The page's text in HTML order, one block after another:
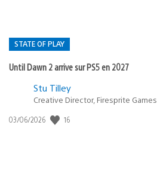
STATE OF PLAY
Until Dawn 2 arrive sur PS5 en 2027
Postée
:
Stu Tilley
Creative Director, Firesprite Games
Date
03/06/2026 16